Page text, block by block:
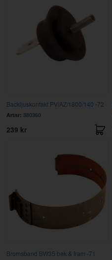
Backljuskontakt PV/AZ/1800/140 -72
Artnr: 380360
239 kr
Bromsband BW35 bak & fram -71